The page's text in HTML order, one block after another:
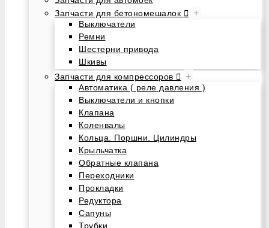
Запчасти для бетономешалок
+
Выключатели
Ремни
Шестерни привода
Шкивы
Запчасти для компрессоров
+
Автоматика ( реле давления )
Выключатели и кнопки
Клапана
Коленвалы
Кольца. Поршни. Цилиндры
Крыльчатка
Обратные клапана
Переходники
Прокладки
Редуктора
Сапуны
Трубки